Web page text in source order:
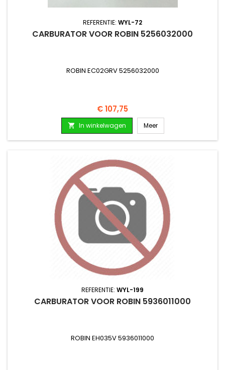
REFERENTIE: WYL-72
CARBURATOR VOOR ROBIN 5256032000
ROBIN EC02GRV 5256032000
Prijs
€ 107,75
 In winkelwagen Meer
REFERENTIE: WYL-199
CARBURATOR VOOR ROBIN 5936011000
ROBIN EH035V 5936011000